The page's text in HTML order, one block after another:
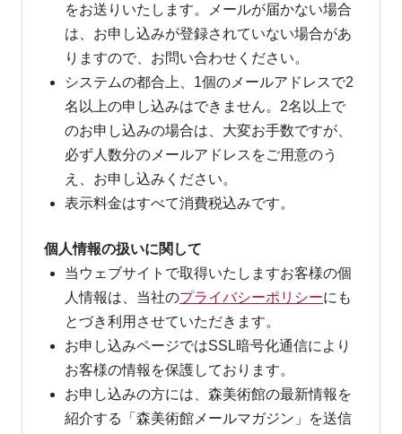
をお送りいたします。メールが届かない場合
は、お申し込みが登録されていない場合があ
りますので、お問い合わせください。
システムの都合上、1個のメールアドレスで2
名以上の申し込みはできません。2名以上で
のお申し込みの場合は、大変お手数ですが、
必ず人数分のメールアドレスをご用意のう
え、お申し込みください。
表示料金はすべて消費税込みです。
個人情報の扱いに関して
当ウェブサイトで取得いたしますお客様の個
人情報は、当社のプライバシーポリシーにも
とづき利用させていただきます。
お申し込みページではSSL暗号化通信により
お客様の情報を保護しております。
お申し込みの方には、森美術館の最新情報を
紹介する「森美術館メールマガジン」を送信